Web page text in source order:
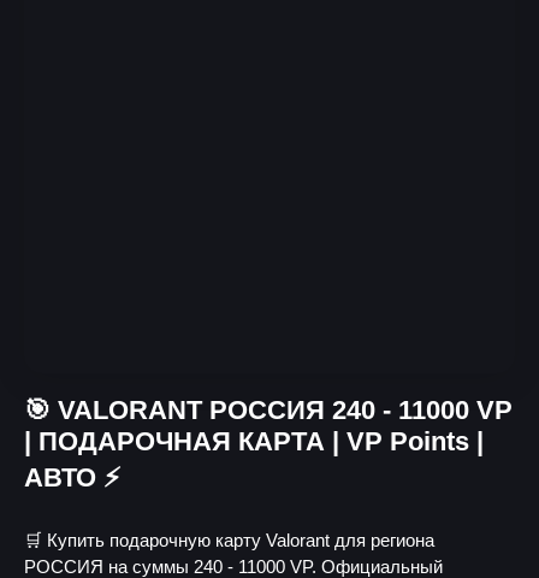
🎯 VALORANT РОССИЯ 240 - 11000 VP
| ПОДАРОЧНАЯ КАРТА | VP Points |
АВТО ⚡
🛒 Купить подарочную карту Valorant для региона
РОССИЯ на суммы 240 - 11000 VP. Официальный